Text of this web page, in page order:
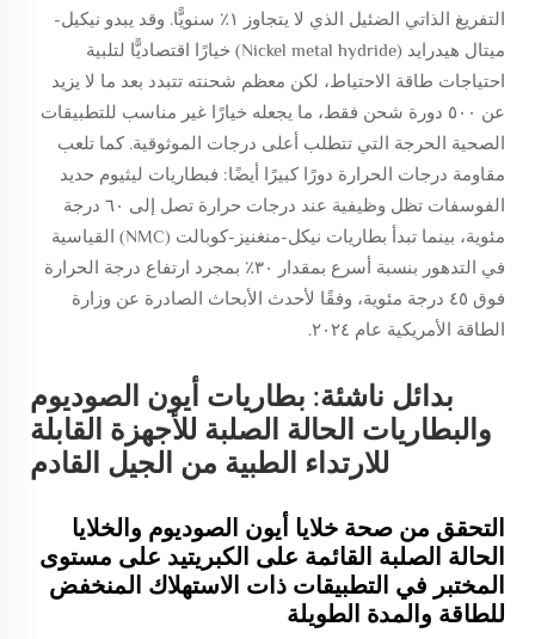
التفريغ الذاتي الضئيل الذي لا يتجاوز ١٪ سنويًّا. وقد يبدو نيكيل-
ميتال هيدرايد (Nickel metal hydride) خيارًا اقتصاديًّا لتلبية
احتياجات طاقة الاحتياط، لكن معظم شحنته تتبدد بعد ما لا يزيد
عن ٥٠٠ دورة شحن فقط، ما يجعله خيارًا غير مناسب للتطبيقات
الصحية الحرجة التي تتطلب أعلى درجات الموثوقية. كما تلعب
مقاومة درجات الحرارة دورًا كبيرًا أيضًا: فبطاريات ليثيوم حديد
الفوسفات تظل وظيفية عند درجات حرارة تصل إلى ٦٠ درجة
مئوية، بينما تبدأ بطاريات نيكل-منغنيز-كوبالت (NMC) القياسية
في التدهور بنسبة أسرع بمقدار ٣٠٪ بمجرد ارتفاع درجة الحرارة
فوق ٤٥ درجة مئوية، وفقًا لأحدث الأبحاث الصادرة عن وزارة
الطاقة الأمريكية عام ٢٠٢٤.
بدائل ناشئة: بطاريات أيون الصوديوم
والبطاريات الحالة الصلبة للأجهزة القابلة
للارتداء الطبية من الجيل القادم
التحقق من صحة خلايا أيون الصوديوم والخلايا
الحالة الصلبة القائمة على الكبريتيد على مستوى
المختبر في التطبيقات ذات الاستهلاك المنخفض
للطاقة والمدة الطويلة